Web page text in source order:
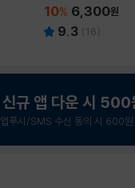
10% 6,300원
9.3 (16)
신규 앱 다운 시 500
앱푸시/SMS 수신 동의 시 600원